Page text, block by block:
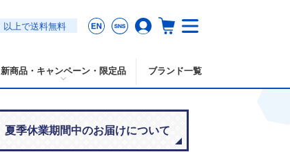
以上で送料無料
新商品・キャンペーン・限定品 ブランド一覧
夏季休業期間中のお届けについて